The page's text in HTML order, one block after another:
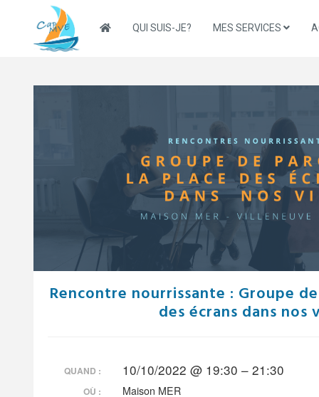
QUI SUIS-JE? MES SERVICES
Rencontre nourrissante : Groupe
des écrans dans nos
QUAND : 10/10/2022 @ 19:30 – 21:30
OÙ :
Maison MER